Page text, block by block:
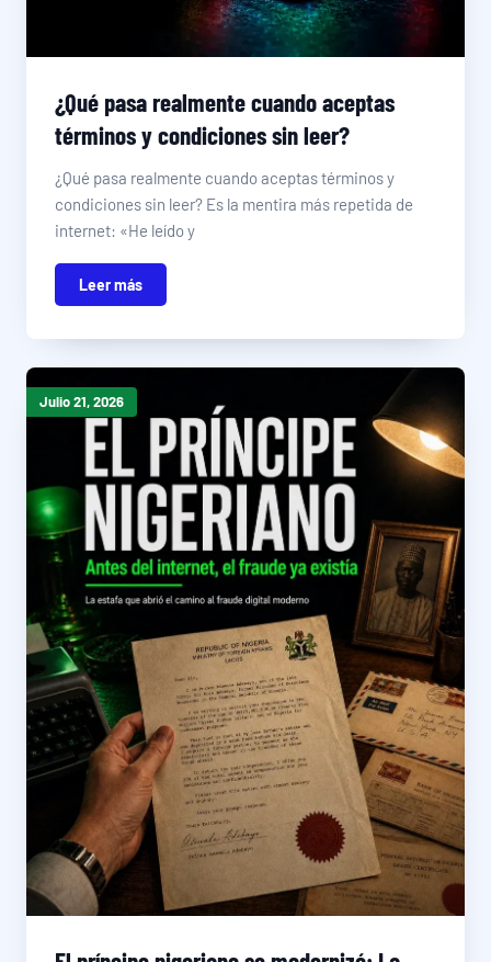
¿Qué pasa realmente cuando aceptas
términos y condiciones sin leer?
¿Qué pasa realmente cuando aceptas términos y
condiciones sin leer? Es la mentira más repetida de
internet: «He leído y
Leer más
Julio 21, 2026